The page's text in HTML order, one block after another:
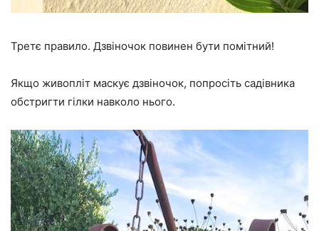
Третє правило. Дзвіночок повинен бути помітний!
Якщо живопліт маскує дзвіночок, попросіть садівника
обстригти гілки навколо нього.